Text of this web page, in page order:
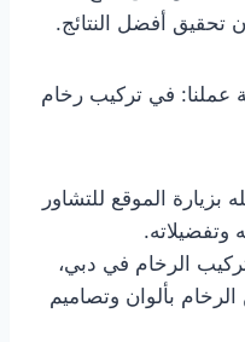
تحقيق أفضل النتائج.
في تركيب رخام
الموقع للتشاور
وتفضيلاته.
الرخام في دبي،
بألوان وتصاميم